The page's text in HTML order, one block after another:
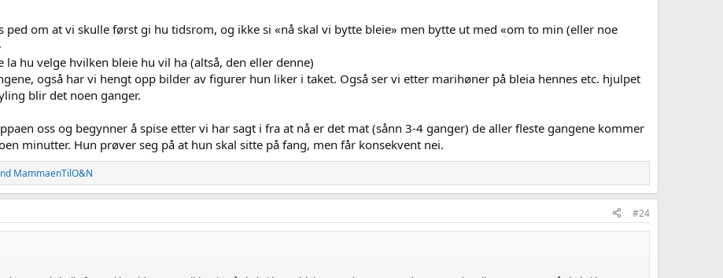
ped om at vi skulle først gi hu tidsrom, og ikke si «nå skal vi bytte bleie» men bytte ut med «om to min (eller noe
hu velge hvilken bleie hu vil ha (altså, den eller denne)
også har vi hengt opp bilder av figurer hun liker i taket. Også ser vi etter marihøner på bleia hennes etc. hjulpet
blir det noen ganger.
oss og begynner å spise etter vi har sagt i fra at nå er det mat (sånn 3-4 ganger) de aller fleste gangene kommer
minutter. Hun prøver seg på at hun skal sitte på fang, men får konsekvent nei.
MammaenTilO&N
#24